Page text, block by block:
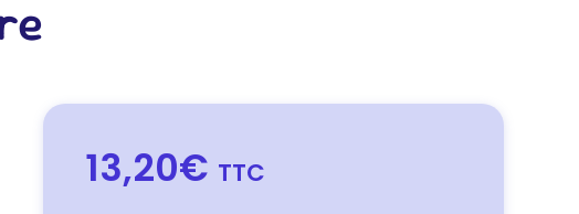
13,20€ TTC